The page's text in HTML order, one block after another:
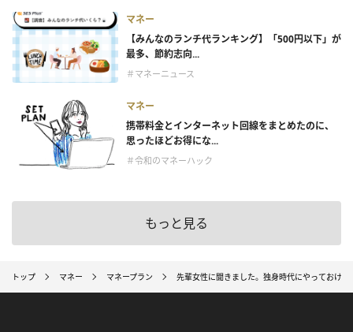
マネー
【みんなのランチ代ランキング】「500円以下」が
最多、節約志向...
＃マネーニュース
マネー
携帯料金とインターネット回線をまとめたのに、
思ったほどお得にな...
＃令和のマネーハック
もっと見る
トップ マネー マネープラン 先輩女性に聞きました。独身時代にやっておけ